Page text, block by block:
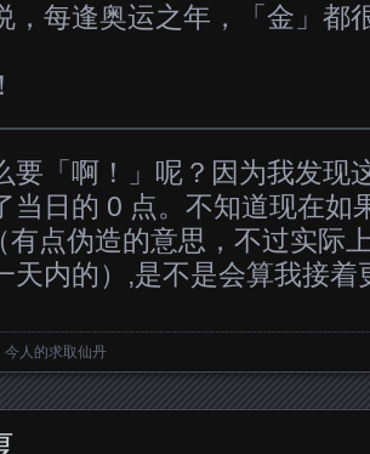
，每逢奥运之年，「金」都
要「啊！」呢？因为我发现
当日的 0 点。不知道现在如
有点伪造的意思，不过实际
天内的）,是不是会算我接着
今人的求取仙丹